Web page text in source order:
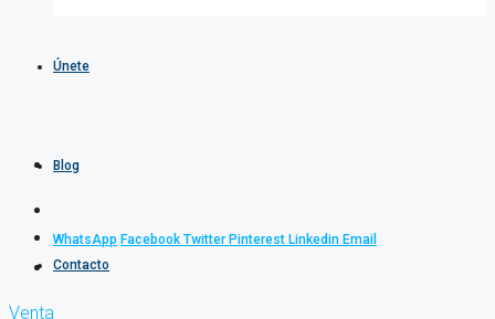
Únete
Blog
Contacto
WhatsApp Facebook Twitter Pinterest Linkedin Email
Venta